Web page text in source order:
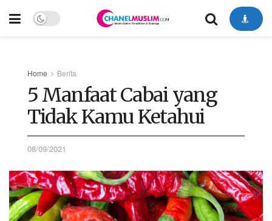
Home Berita
5 Manfaat Cabai yang
Tidak Kamu Ketahui
08/09/2021